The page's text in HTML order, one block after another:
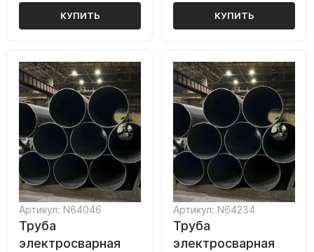
КУПИТЬ КУПИТЬ
Артикул: N64046
Труба
электросварная
Артикул: N64234
Труба
электросварная